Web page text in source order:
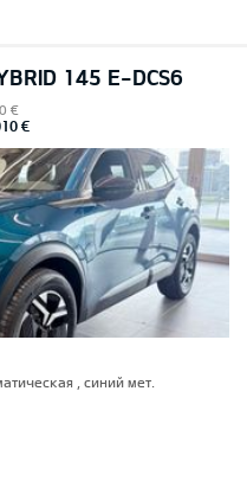
145 E-DCS6
€
€
, синий мет.